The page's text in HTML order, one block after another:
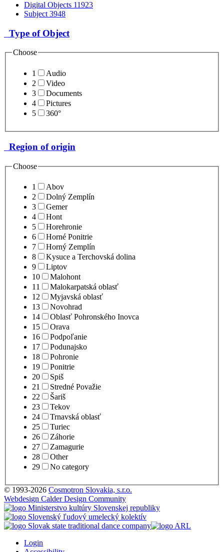
Digital Objects 11923
Subject 3948
Type of Object
Choose
1
Audio
2
Video
3
Documents
4
Pictures
5
360°
Region of origin
Choose
1
Abov
2
Dolný Zemplín
3
Gemer
4
Hont
5
Horehronie
6
Horné Ponitrie
7
Horný Zemplín
8
Kysuce a Terchovská dolina
9
Liptov
10
Malohont
11
Malokarpatská oblasť
12
Myjavská oblasť
13
Novohrad
14
Oblasť Pohronského Inovca
15
Orava
16
Podpoľanie
17
Podunajsko
18
Pohronie
19
Ponitrie
20
Spiš
21
Stredné Považie
22
Šariš
23
Tekov
24
Trnavská oblasť
25
Turiec
26
Záhorie
27
Zamagurie
28
Other
29
No category
© 1993-2026 Cosmotron Slovakia, s.r.o.
Webdesign Calder Design Community
Login